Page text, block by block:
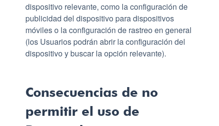
dispositivo relevante, como la configuración de
publicidad del dispositivo para dispositivos
móviles o la configuración de rastreo en general
(los Usuarios podrán abrir la configuración del
dispositivo y buscar la opción relevante).
Consecuencias de no
permitir el uso de